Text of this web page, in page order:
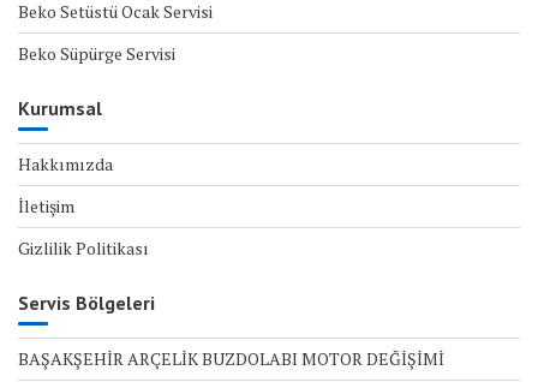
Beko Setüstü Ocak Servisi
Beko Süpürge Servisi
Kurumsal
Hakkımızda
İletişim
Gizlilik Politikası
Servis Bölgeleri
BAŞAKŞEHİR ARÇELİK BUZDOLABI MOTOR DEĞİŞİMİ